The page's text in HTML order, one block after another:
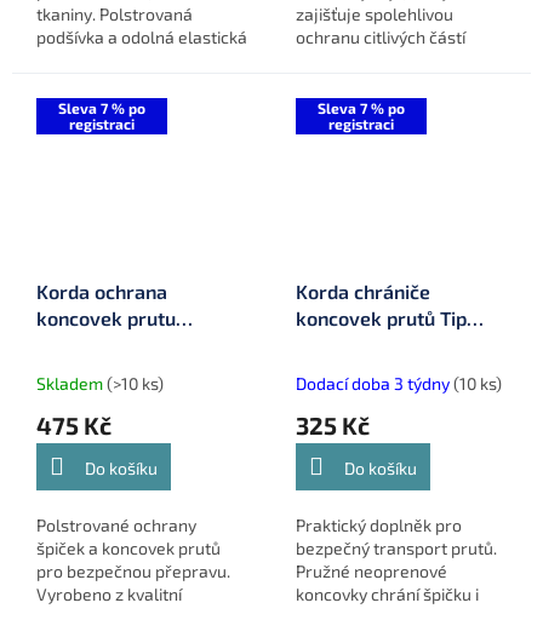
tkaniny. Polstrovaná
podšívka a odolná elastická
10-13 ft. Rozměr: 155 x 5
zajišťuje spolehlivou
ochranu citlivých částí
během přepravy a
skladování.
Sleva 7 % po
registraci
Korda ochrana
koncovek prutu
& Butt Protectors
(KLUG79)
Skladem(>10 ks)
475 Kč
Do košíku
Polstrované ochrany
špiček a koncovek prutů
pro bezpečnou přepravu.
Vyrobeno z kvalitní
Sleva 7 % po
registraci
Korda chrániče
koncovek prutů Tip
Dodací doba 3 týdny(10 ks)
325 Kč
Do košíku
Praktický doplněk pro
bezpečný transport prutů.
Pružné neoprenové
koncovky chrání špičku i